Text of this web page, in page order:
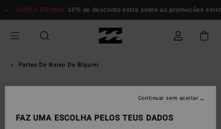
para
informação
DUPLA PROMO 10% de desconto extra sobre as promocôes
Partes De Baixo De Biquíni
FAZ UMA ESCOLHA PELOS TEUS DADOS
Continuar sem aceitar